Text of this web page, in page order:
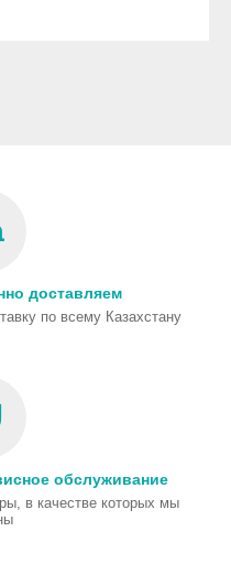
доставляем
по всему Казахстану
обслуживание
в качестве которых мы